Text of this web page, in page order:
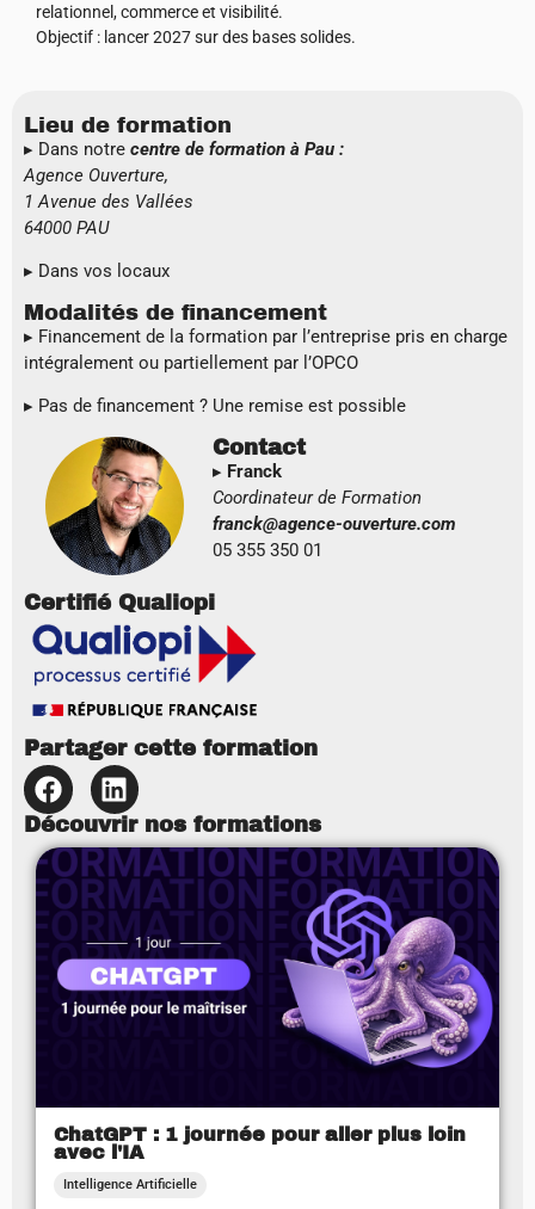
Lieu de formation
▸ Dans notre centre de formation à Pau :
Agence Ouverture,
1 Avenue des Vallées
64000 PAU
▸ Dans vos locaux
Modalités de financement
▸ Financement de la formation par l’entreprise pris en charge
intégralement ou partiellement par l’OPCO
▸ Pas de financement ? Une remise est possible
Contact
▸ Franck
Coordinateur de Formation
franck@agence-ouverture.com
05 355 350 01
Certifié Qualiopi
Partager cette formation
Découvrir nos formations
ChatGPT : 1 journée pour aller plus loin
avec l'IA
Intelligence Artificielle
relationnel, commerce et visibilité.
Objectif : lancer 2027 sur des bases solides.